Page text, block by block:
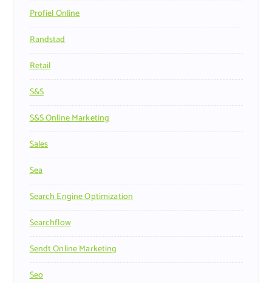
Profiel Online
Randstad
Retail
S&s
S&s Online Marketing
Sales
Sea
Search Engine Optimization
Searchflow
Sendt Online Marketing
Seo